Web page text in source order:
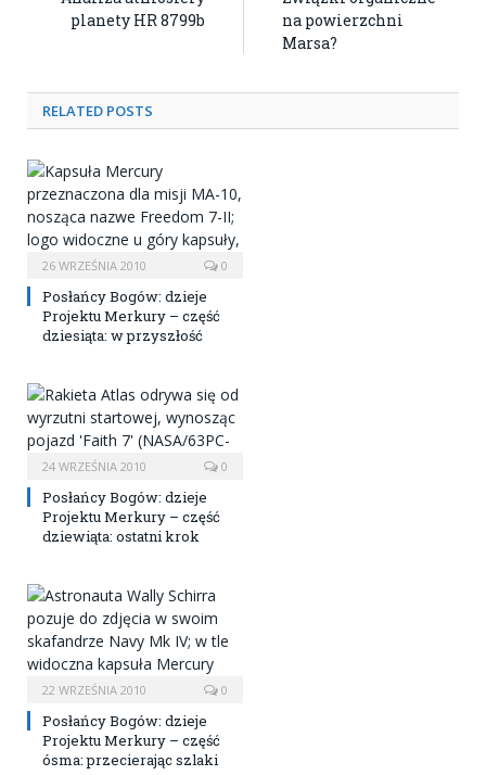
planety HR 8799b
na powierzchni
Marsa?
RELATED POSTS
26 WRZEŚNIA 2010 0
Posłańcy Bogów: dzieje
Projektu Merkury – część
dziesiąta: w przyszłość
24 WRZEŚNIA 2010 0
Posłańcy Bogów: dzieje
Projektu Merkury – część
dziewiąta: ostatni krok
22 WRZEŚNIA 2010 0
Posłańcy Bogów: dzieje
Projektu Merkury – część
ósma: przecierając szlaki